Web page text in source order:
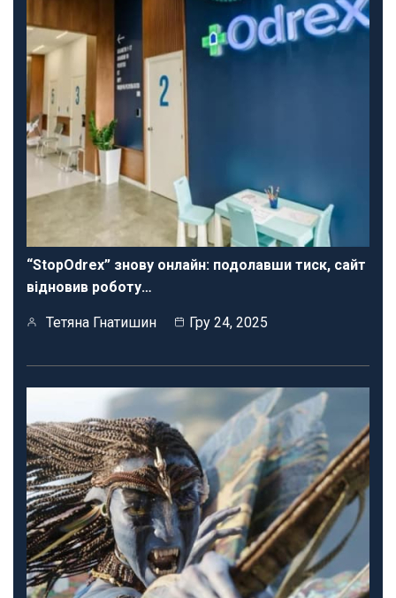
“StopOdrex” знову онлайн: подолавши тиск, сайт
відновив роботу…
Тетяна Гнатишин Гру 24, 2025